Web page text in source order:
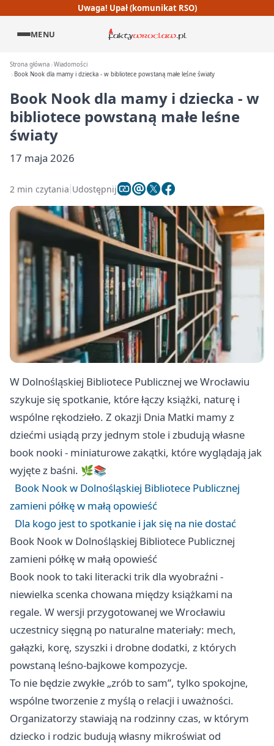
Uwaga! Upał (komunikat RSO)
MENU
Strona główna Wiadomości
Book Nook dla mamy i dziecka - w bibliotece powstaną małe leśne światy
Book Nook dla mamy i dziecka - w
bibliotece powstaną małe leśne
światy
17 maja 2026
2 min czytania Udostępnij
W Dolnośląskiej Bibliotece Publicznej we Wrocławiu
szykuje się spotkanie, które łączy książki, naturę i
wspólne rękodzieło. Z okazji Dnia Matki mamy z
dziećmi usiądą przy jednym stole i zbudują własne
book nooki - miniaturowe zakątki, które wyglądają jak
wyjęte z baśni. 🌿📚
Book Nook w Dolnośląskiej Bibliotece Publicznej
zamieni półkę w małą opowieść
Dla kogo jest to spotkanie i jak się na nie dostać
Book Nook w Dolnośląskiej Bibliotece Publicznej
zamieni półkę w małą opowieść
Book nook to taki literacki trik dla wyobraźni -
niewielka scenka chowana między książkami na
regale. W wersji przygotowanej we Wrocławiu
uczestnicy sięgną po naturalne materiały: mech,
gałązki, korę, szyszki i drobne dodatki, z których
powstaną leśno-bajkowe kompozycje.
To nie będzie zwykłe „zrób to sam”, tylko spokojne,
wspólne tworzenie z myślą o relacji i uważności.
Organizatorzy stawiają na rodzinny czas, w którym
dziecko i rodzic budują własny mikroświat od